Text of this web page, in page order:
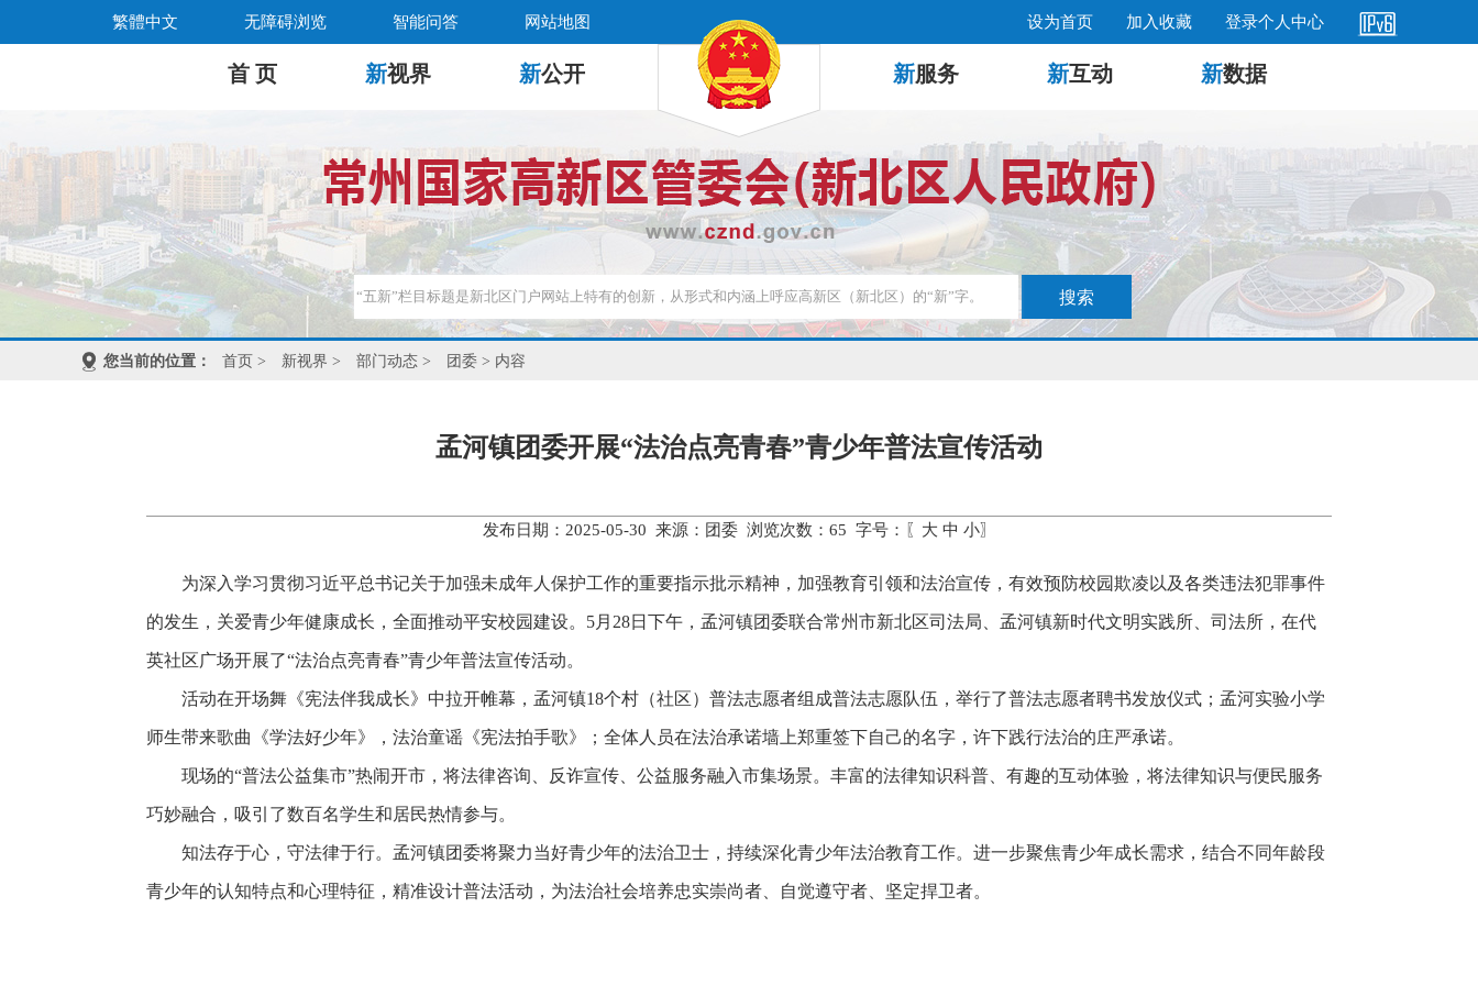
繁體中文 无障碍浏览 智能问答 网站地图 设为首页 加入收藏 登录个人中心
首 页 新视界 新公开 新服务 新互动 新数据
您当前的位置： 首页 > 新视界 > 部门动态 > 团委 > 内容
孟河镇团委开展“法治点亮青春”青少年普法宣传活动
发布日期：2025-05-30 来源：团委 浏览次数： 65 字号：〖 大 中 小〗
为深入学习贯彻习近平总书记关于加强未成年人保护工作的重要指示批示精神，加强教育引领和法治宣传，有效预防校园欺凌以及各类违法犯罪事件
的发生，关爱青少年健康成长，全面推动平安校园建设。5月28日下午，孟河镇团委联合常州市新北区司法局、孟河镇新时代文明实践所、司法所，在代
英社区广场开展了“法治点亮青春”青少年普法宣传活动。
活动在开场舞《宪法伴我成长》中拉开帷幕，孟河镇18个村（社区）普法志愿者组成普法志愿队伍，举行了普法志愿者聘书发放仪式；孟河实验小学
师生带来歌曲《学法好少年》，法治童谣《宪法拍手歌》；全体人员在法治承诺墙上郑重签下自己的名字，许下践行法治的庄严承诺。
现场的“普法公益集市”热闹开市，将法律咨询、反诈宣传、公益服务融入市集场景。丰富的法律知识科普、有趣的互动体验，将法律知识与便民服务
巧妙融合，吸引了数百名学生和居民热情参与。
知法存于心，守法律于行。孟河镇团委将聚力当好青少年的法治卫士，持续深化青少年法治教育工作。进一步聚焦青少年成长需求，结合不同年龄段
青少年的认知特点和心理特征，精准设计普法活动，为法治社会培养忠实崇尚者、自觉遵守者、坚定捍卫者。